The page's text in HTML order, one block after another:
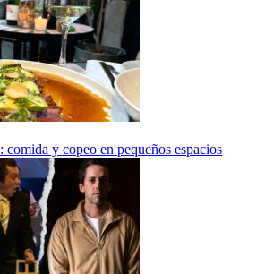
: comida y copeo en pequeños espacios